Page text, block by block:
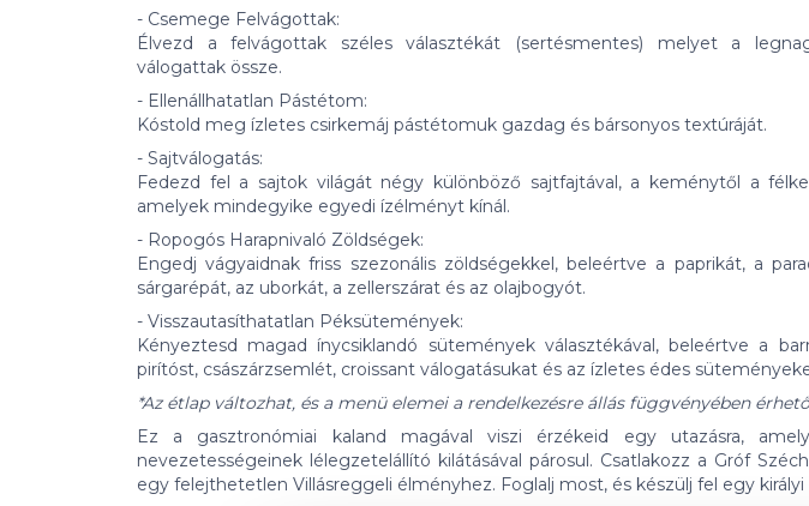
- Csemege Felvágottak:
Élvezd a felvágottak széles választékát (sertésmentes) melyet a
válogattak össze.
- Ellenállhatatlan Pástétom:
Kóstold meg ízletes csirkemáj pástétomuk gazdag és bársonyos textúráját.
- Sajtválogatás:
Fedezd fel a sajtok világát négy különböző sajtfajtával, a keménytől a
amelyek mindegyike egyedi ízélményt kínál.
- Ropogós Harapnivaló Zöldségek:
Engedj vágyaidnak friss szezonális zöldségekkel, beleértve a paprikát, a
sárgarépát, az uborkát, a zellerszárat és az olajbogyót.
- Visszautasíthatatlan Péksütemények:
Kényeztesd magad ínycsiklandó sütemények választékával, beleértve a
pirítóst, császárzsemlét, croissant válogatásukat és az ízletes édes
*Az étlap változhat, és a menü elemei a rendelkezésre állás függvényében
Ez a gasztronómiai kaland magával viszi érzékeid egy utazásra,
nevezetességeinek lélegzetelállító kilátásával párosul. Csatlakozz a Gróf
egy felejthetetlen Villásreggeli élményhez. Foglalj most, és készülj fel egy királyi